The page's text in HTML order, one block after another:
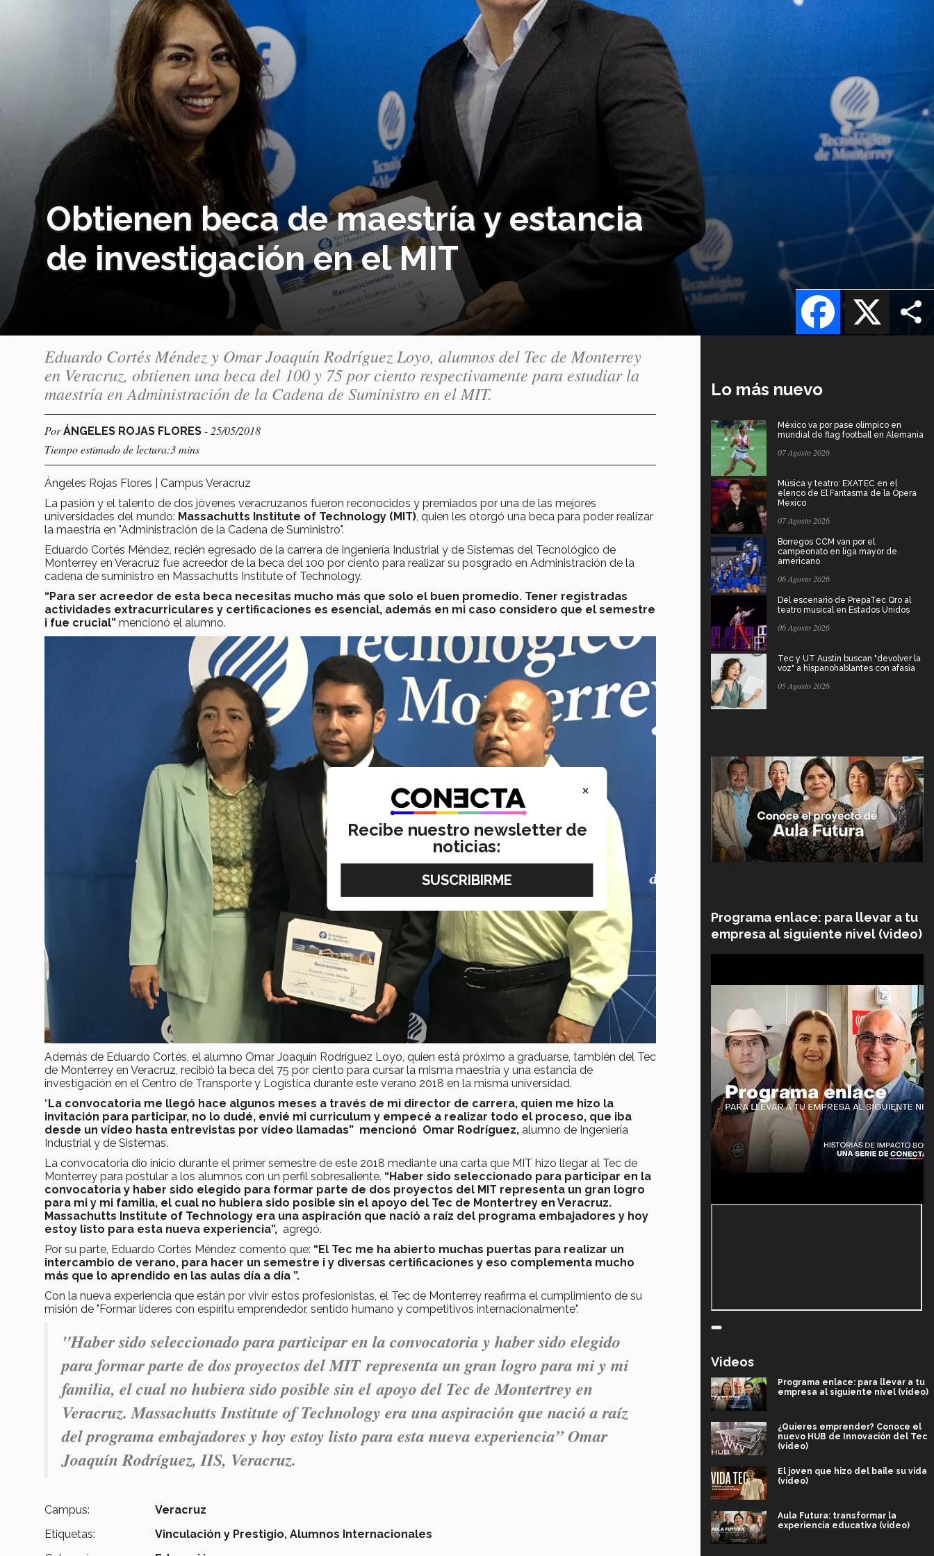
Obtienen beca de maestría y estancia
de investigación en el MIT
X
Facebook
Eduardo Cortés Méndez y Omar Joaquín Rodríguez Loyo, alumnos del Tec de Monterrey
en Veracruz, obtienen una beca del 100 y 75 por ciento respectivamente para estudiar la
maestría en Administración de la Cadena de Suministro en el MIT.
PorÁNGELES ROJAS FLORES - 25/05/2018
Tiempo estimado de lectura:3 mins
Ángeles Rojas Flores | Campus Veracruz
La pasión y el talento de dos jóvenes veracruzanos fueron reconocidos y premiados por una de las mejores
universidades del mundo: Massachutts Institute of Technology (MIT) , quien les otorgó una beca para poder realizar
la maestría en "Administración de la Cadena de Suministro".
Eduardo Cortés Méndez, recién egresado de la carrera de Ingeniería Industrial y de Sistemas del Tecnológico de
Monterrey en Veracruz fue acreedor de la beca del 100 por ciento para realizar su posgrado en Administración de la
cadena de suministro en Massachutts Institute of Technology.
“Para ser acreedor de esta beca necesitas mucho más que solo el buen promedio. Tener registradas
actividades extracurriculares y certificaciones es esencial, además en mi caso considero que el semestre
i fue crucial” mencionó el alumno.
Además de Eduardo Cortés, el alumno Omar Joaquín Rodríguez Loyo, quien está próximo a graduarse, también del Tec
de Monterrey en Veracruz, recibió la beca del 75 por ciento para cursar la misma maestría y una estancia de
investigación en el Centro de Transporte y Logística durante este verano 2018 en la misma universidad.
“ La convocatoria me llegó hace algunos meses a través de mi director de carrera, quien me hizo la
invitación para participar, no lo dudé, envié mi curriculum y empecé a realizar todo el proceso, que iba
desde un vídeo hasta entrevistas por vídeo llamadas” mencionó Omar Rodríguez, alumno de Ingeniería
Industrial y de Sistemas.
La convocatoria dio inicio durante el primer semestre de este 2018 mediante una carta que MIT hizo llegar al Tec de
Monterrey para postular a los alumnos con un perfil sobresaliente. “Haber sido seleccionado para participar en la
convocatoria y haber sido elegido para formar parte de dos proyectos del MIT representa un gran logro
para mi y mi familia, el cual no hubiera sido posible sin el apoyo del Tec de Montertrey en Veracruz.
Massachutts Institute of Technology era una aspiración que nació a raíz del programa embajadores y hoy
estoy listo para esta nueva experiencia”, agregó.
Por su parte, Eduardo Cortés Méndez comentó que: “El Tec me ha abierto muchas puertas para realizar un
intercambio de verano, para hacer un semestre i y diversas certificaciones y eso complementa mucho
más que lo aprendido en las aulas día a día ”.
Con la nueva experiencia que están por vivir estos profesionistas, el Tec de Monterrey reafirma el cumplimiento de su
misión de "Formar líderes con espíritu emprendedor, sentido humano y competitivos internacionalmente".
"Haber sido seleccionado para participar en la convocatoria y haber sido elegido
para formar parte de dos proyectos del MIT representa un gran logro para mi y mi
familia, el cual no hubiera sido posible sin el apoyo del Tec de Montertrey en
Veracruz. Massachutts Institute of Technology era una aspiración que nació a raíz
del programa embajadores y hoy estoy listo para esta nueva experiencia” Omar
Joaquín Rodríguez, IIS, Veracruz.
Campus:
Veracruz
Etiquetas:
Vinculación y Prestigio, Alumnos Internacionales
Lo más nuevo
México va por pase olímpico en
mundial de flag football en Alemania
07 Agosto 2026
Música y teatro: EXATEC en el
elenco de El Fantasma de la Ópera
Mexico
07 Agosto 2026
Borregos CCM van por el
campeonato en liga mayor de
americano
06 Agosto 2026
Del escenario de PrepaTec Qro al
teatro musical en Estados Unidos
06 Agosto 2026
Tec y UT Austin buscan "devolver la
voz" a hispanohablantes con afasia
05 Agosto 2026
Programa enlace: para llevar a tu
empresa al siguiente nivel (video)
Videos
Programa enlace: para llevar a tu
empresa al siguiente nivel (video)
¿Quieres emprender? Conoce el
nuevo HUB de Innovación del Tec
(video)
El joven que hizo del baile su vida
(video)
Aula Futura: transformar la
experiencia educativa (video)
×
Recibe nuestro newsletter de
noticias: